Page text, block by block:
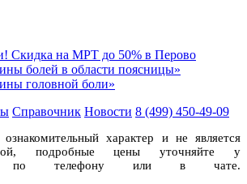
Скидка на МРТ до 50% в Перово
болей в области поясницы»
головной боли»
Справочник Новости 8 (499) 450-49-09
характер и не является
подробные цены уточняйте у
по телефону или в чате.